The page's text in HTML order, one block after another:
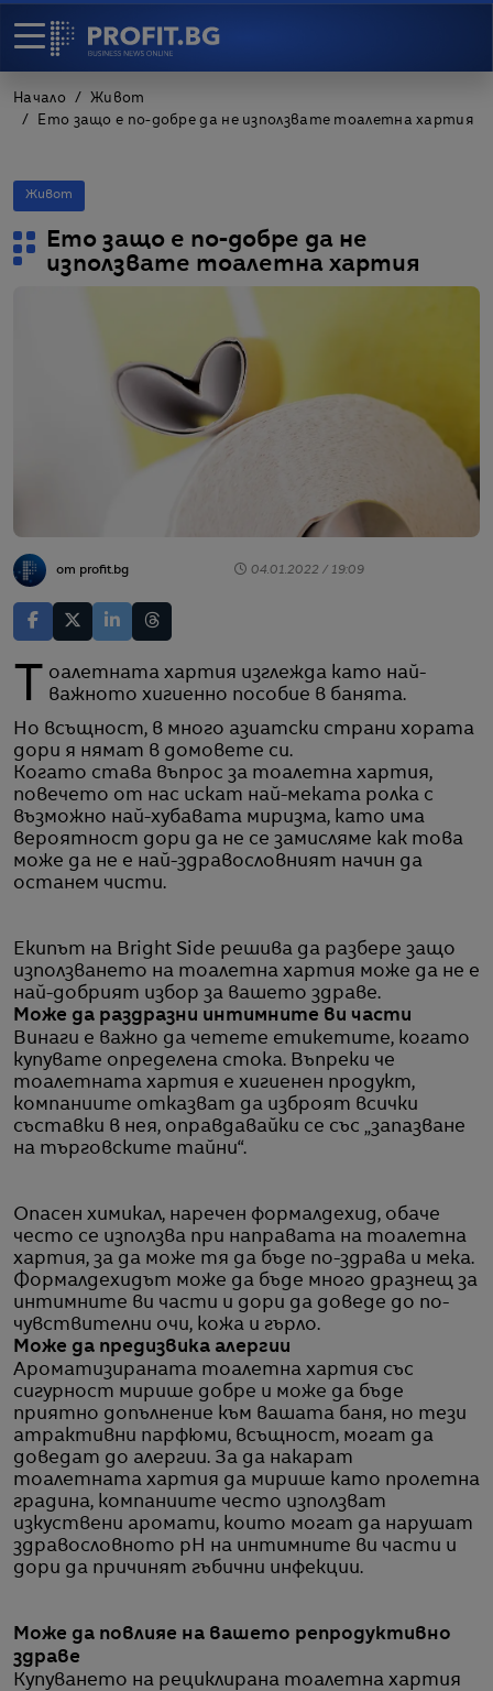
Начало
Живот
Ето защо е по-добре да не използвате тоалетна хартия
Живот
Ето защо е по-добре да не
използвате тоалетна хартия
от profit.bg 04.01.2022 / 19:09
Тоалетната хартия изглежда като най-
важното хигиенно пособие в банята.
Но всъщност, в много азиатски страни хората
дори я нямат в домовете си.
Когато става въпрос за тоалетна хартия,
повечето от нас искат най-меката ролка с
възможно най-хубавата миризма, като има
вероятност дори да не се замисляме как това
може да не е най-здравословният начин да
останем чисти.
Екипът на Bright Side решива да разбере защо
използването на тоалетна хартия може да не е
най-добрият избор за вашето здраве.
Може да раздразни интимните ви части
Винаги е важно да четете етикетите, когато
купувате определена стока. Въпреки че
тоалетната хартия е хигиенен продукт,
компаниите отказват да изброят всички
съставки в нея, оправдавайки се със „запазване
на търговските тайни“.
Опасен химикал, наречен формалдехид, обаче
често се използва при направата на тоалетна
хартия, за да може тя да бъде по-здрава и мека.
Формалдехидът може да бъде много дразнещ за
интимните ви части и дори да доведе до по-
чувствителни очи, кожа и гърло.
Може да предизвика алергии
Ароматизираната тоалетна хартия със
сигурност мирише добре и може да бъде
приятно допълнение към вашата баня, но тези
атрактивни парфюми, всъщност, могат да
доведат до алергии. За да накарат
тоалетната хартия да мирише като пролетна
градина, компаниите често използват
изкуствени аромати, които могат да нарушат
здравословното pH на интимните ви части и
дори да причинят гъбични инфекции.
Може да повлияе на вашето репродуктивно
здраве
Купуването на рециклирана тоалетна хартия